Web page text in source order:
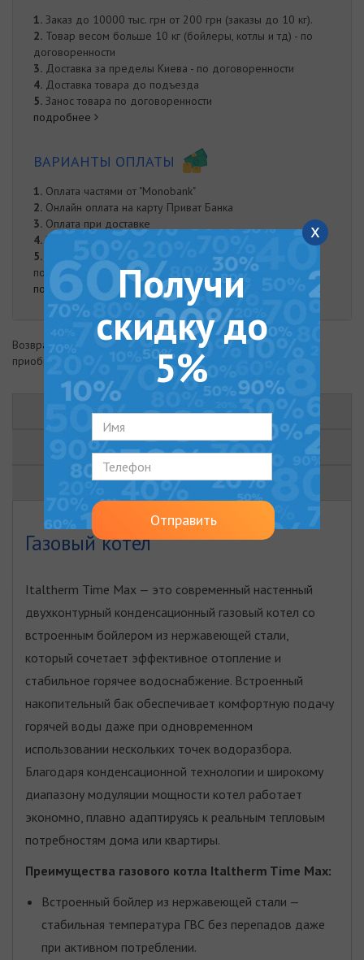
1. Заказ до 10000 тыс. грн от 200 грн (заказы до 10 кг).
2. Товар весом больше 10 кг (бойлеры, котлы и тд) - по
договоренности
3. Доставка за пределы Киева - по договоренности
4. Доставка товара до подъезда
5. Занос товара по договоренности
подробнее
ВАРИАНТЫ ОПЛАТЫ
1. Оплата частями от "Monobank"
2. Онлайн оплата на карту Приват Банка
3. Оплата при доставке
4. Наложенный платеж
5.
Оплата наличными. Наличная оплата возможна при
получении заказа курьером либо в нашем офисе.
подробнее
Возврат товара возможен в течение 14 дней с момента
приобретения
ОПИСАНИЕ
ХАРАКТЕРИСТИКИ
ОТЗЫВЫ (0)
Газовый котел
Italtherm Time Max — это современный настенный
двухконтурный конденсационный газовый котел со
встроенным бойлером из нержавеющей стали,
который сочетает эффективное отопление и
стабильное горячее водоснабжение. Встроенный
накопительный бак обеспечивает комфортную подачу
горячей воды даже при одновременном
использовании нескольких точек водоразбора.
Благодаря конденсационной технологии и широкому
диапазону модуляции мощности котел работает
экономно, плавно адаптируясь к реальным тепловым
потребностям дома или квартиры.
Преимущества газового котла Italtherm Time Max:
Встроенный бойлер из нержавеющей стали —
стабильная температура ГВС без перепадов даже
при активном потреблении.
x
Получи
скидку до
5%
Отправить